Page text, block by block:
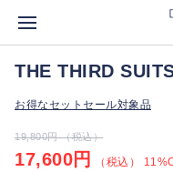
THE THIRD
お得なセットセール対象品
19,800円 （税込）
17,600円 （税込）